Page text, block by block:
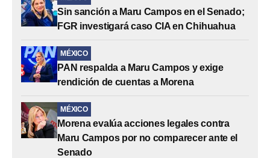
Sin sanción a Maru Campos en el Senado;
FGR investigará caso CIA en Chihuahua
MÉXICO
PAN respalda a Maru Campos y exige
rendición de cuentas a Morena
MÉXICO
Morena evalúa acciones legales contra
Maru Campos por no comparecer ante el
Senado